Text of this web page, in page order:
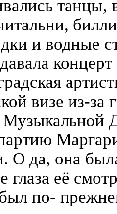
танцы,
и водные
визе из-
Музыкальной
О да, она
глаза её
по-